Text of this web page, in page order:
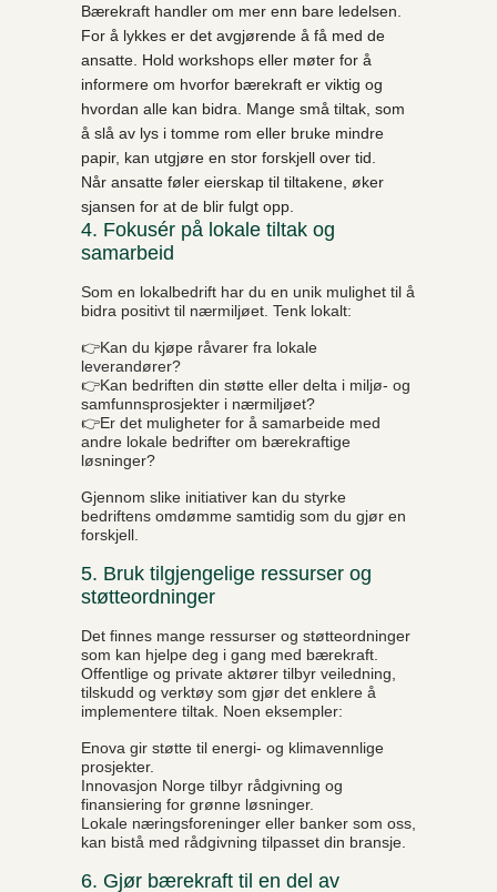
Bærekraft handler om mer enn bare ledelsen.
For å lykkes er det avgjørende å få med de
ansatte. Hold workshops eller møter for å
informere om hvorfor bærekraft er viktig og
hvordan alle kan bidra. Mange små tiltak, som
å slå av lys i tomme rom eller bruke mindre
papir, kan utgjøre en stor forskjell over tid.
Når ansatte føler eierskap til tiltakene, øker
sjansen for at de blir fulgt opp.
4. Fokusér på lokale tiltak og
samarbeid
Som en lokalbedrift har du en unik mulighet til å
bidra positivt til nærmiljøet. Tenk lokalt:
👉Kan du kjøpe råvarer fra lokale
leverandører?
👉Kan bedriften din støtte eller delta i miljø- og
samfunnsprosjekter i nærmiljøet?
👉Er det muligheter for å samarbeide med
andre lokale bedrifter om bærekraftige
løsninger?
Gjennom slike initiativer kan du styrke
bedriftens omdømme samtidig som du gjør en
forskjell.
5. Bruk tilgjengelige ressurser og
støtteordninger
Det finnes mange ressurser og støtteordninger
som kan hjelpe deg i gang med bærekraft.
Offentlige og private aktører tilbyr veiledning,
tilskudd og verktøy som gjør det enklere å
implementere tiltak. Noen eksempler:
Enova gir støtte til energi- og klimavennlige
prosjekter.
Innovasjon Norge tilbyr rådgivning og
finansiering for grønne løsninger.
Lokale næringsforeninger eller banker som oss,
kan bistå med rådgivning tilpasset din bransje.
6. Gjør bærekraft til en del av